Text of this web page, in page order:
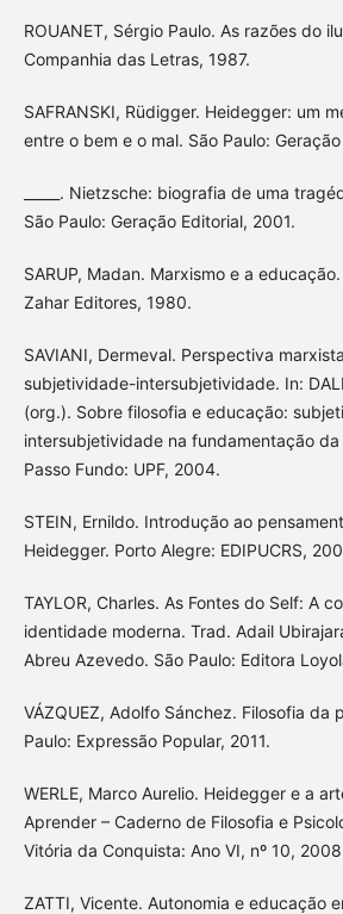
ROUANET, Sérgio Paulo. As razões do
Companhia das Letras, 1987.
SAFRANSKI, Rüdigger. Heidegger: um
entre o bem e o mal. São Paulo:
_____. Nietzsche: biografia de uma
São Paulo: Geração Editorial, 2001.
SARUP, Madan. Marxismo e a
Zahar Editores, 1980.
SAVIANI, Dermeval. Perspectiva
subjetividade-intersubjetividade. In:
(org.). Sobre filosofia e educação:
intersubjetividade na fundamentação
Passo Fundo: UPF, 2004.
STEIN, Ernildo. Introdução ao
Heidegger. Porto Alegre: EDIPUCRS,
TAYLOR, Charles. As Fontes do Self: A
identidade moderna. Trad. Adail
Abreu Azevedo. São Paulo: Editora
VÁZQUEZ, Adolfo Sánchez. Filosofia da
Paulo: Expressão Popular, 2011.
WERLE, Marco Aurelio. Heidegger e a
Aprender – Caderno de Filosofia e
Vitória da Conquista: Ano VI, nº 10,
ZATTI, Vicente. Autonomia e educação